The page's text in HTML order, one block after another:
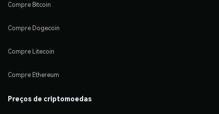
Compre Bitcoin
Compre Dogecoin
Compre Litecoin
Compre Ethereum
Preços de criptomoedas